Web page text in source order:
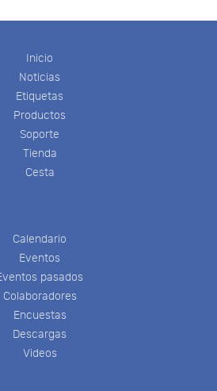
Inicio
Noticias
Etiquetas
Productos
Soporte
Tienda
Cesta
Calendario
Eventos
pasados
Colaboradores
Encuestas
Descargas
Videos